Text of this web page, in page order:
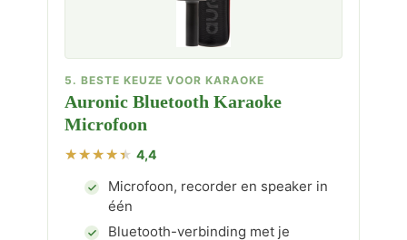
5. BESTE KEUZE VOOR KARAOKE
Auronic Bluetooth Karaoke
Microfoon
4,4
Microfoon, recorder en speaker in
één
Bluetooth-verbinding met je